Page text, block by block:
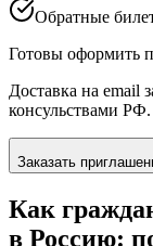
Обратные
Готовы оформить
Доставка на email
консульствами РФ.
Заказать
Как
в Россию: